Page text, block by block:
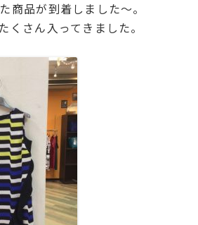
商品が到着しました～。
くさん入ってきました。